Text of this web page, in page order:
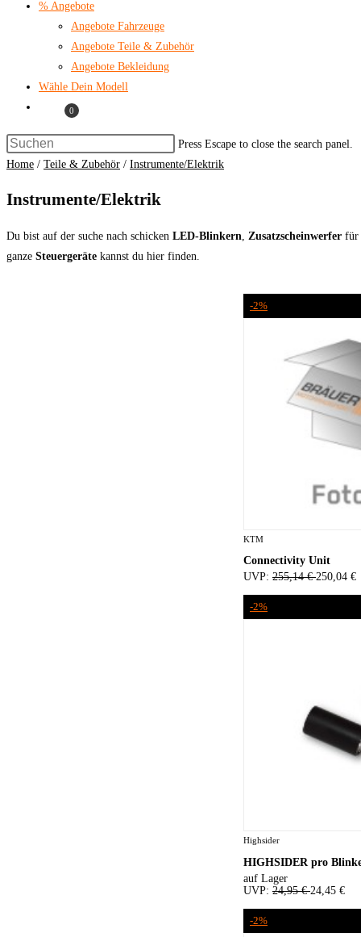
% Angebote
Angebote Fahrzeuge
Angebote Teile & Zubehör
Angebote Bekleidung
Wähle Dein Modell
0
Press Escape to close the search panel.
Home / Teile & Zubehör / Instrumente/Elektrik
Instrumente/Elektrik
Du bist auf der suche nach schicken LED-Blinkern Zusatzscheinwerfer für
ganze Steuergeräte kannst du hier finden.
-2%
KTM
Connectivity Unit
UVP: 255,14 € 250,04 €
-2%
Highsider
HIGHSIDER pro
auf Lager
UVP: 24,95 € 24,45 €
-2%